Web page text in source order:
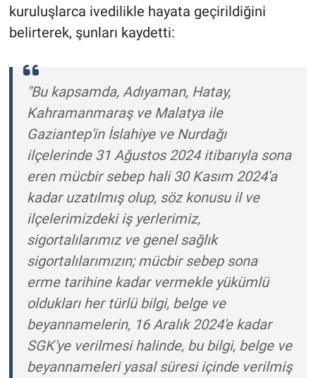
kuruluşlarca ivedilikle hayata geçirildiğini
belirterek, şunları kaydetti:
"Bu kapsamda, Adıyaman, Hatay,
Kahramanmaraş ve Malatya ile
Gaziantep'in İslahiye ve Nurdağı
ilçelerinde 31 Ağustos 2024 itibarıyla sona
eren mücbir sebep hali 30 Kasım 2024'a
kadar uzatılmış olup, söz konusu il ve
ilçelerimizdeki iş yerlerimiz,
sigortalılarımız ve genel sağlık
sigortalılarımızın; mücbir sebep sona
erme tarihine kadar vermekle yükümlü
oldukları her türlü bilgi, belge ve
beyannamelerin, 16 Aralık 2024'e kadar
SGK'ye verilmesi halinde, bu bilgi, belge ve
beyannameleri yasal süresi içinde verilmiş